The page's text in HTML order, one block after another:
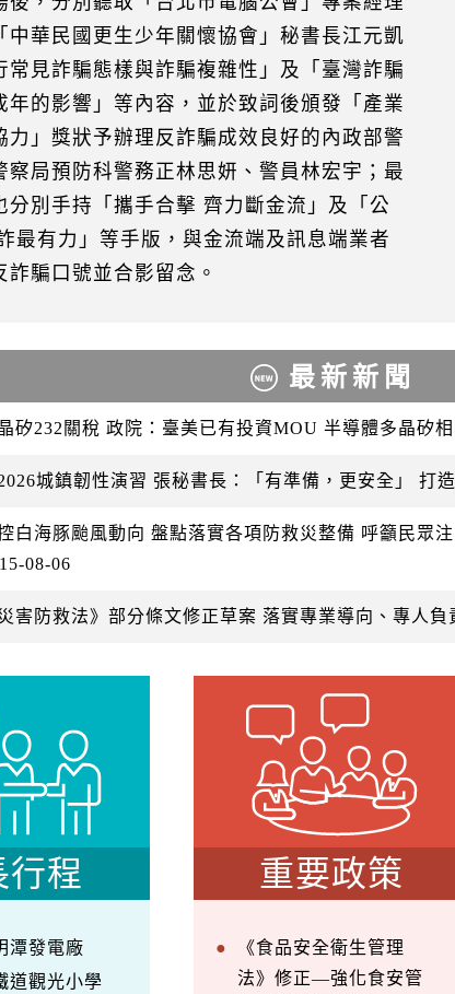
中華民國更生少年關懷協會」秘書長江元凱
常見詐騙態樣與詐騙複雜性」及「臺灣詐騙
年的影響」等內容，並於致詞後頒發「產業
力」獎狀予辦理反詐騙成效良好的內政部警
察局預防科警務正林思妍、警員林宏宇；最
分別手持「攜手合擊 齊力斷金流」及「公
最有力」等手版，與金流端及訊息端業者
詐騙口號並合影留念。
最新新聞
矽232關稅 政院：臺美已有投資MOU 半導體多晶矽
城鎮韌性演習 張秘書長：「有準備，更安全」 打
白海豚颱風動向 盤點落實各項防救災整備 呼籲民眾
08-06
害防救法》部分條文修正草案 落實專業導向、專人負
行程
潭發電廠
道觀光小學
重要政策
《食品安全衛生管理
法》修正—強化食安管